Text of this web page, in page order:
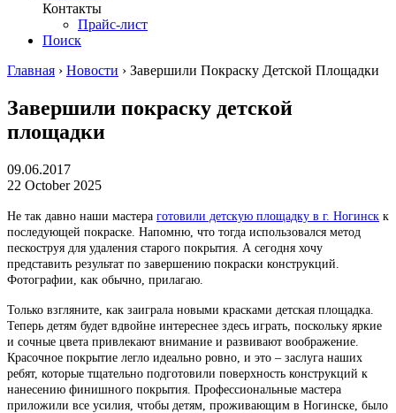
Контакты
Прайс-лист
Поиск
Главная › Новости › Завершили Покраску Детской Площадки
Завершили покраску детской
площадки
09.06.2017
22 October 2025
Не так давно наши мастера готовили детскую площадку в г. Ногинск к
последующей покраске. Напомню, что тогда использовался метод
пескоструя для удаления старого покрытия. А сегодня хочу
представить результат по завершению покраски конструкций.
Фотографии, как обычно, прилагаю.
Только взгляните, как заиграла новыми красками детская площадка.
Теперь детям будет вдвойне интереснее здесь играть, поскольку яркие
и сочные цвета привлекают внимание и развивают воображение.
Красочное покрытие легло идеально ровно, и это – заслуга наших
ребят, которые тщательно подготовили поверхность конструкций к
нанесению финишного покрытия. Профессиональные мастера
приложили все усилия, чтобы детям, проживающим в Ногинске, было